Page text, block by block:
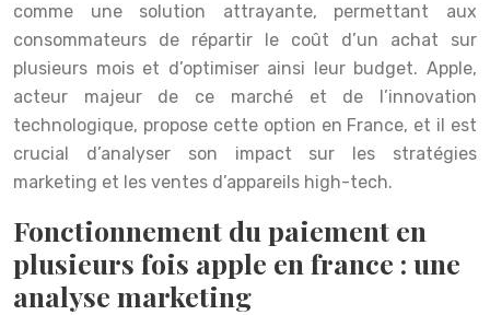
comme une solution attrayante, permettant aux
consommateurs de répartir le coût d’un achat sur
plusieurs mois et d’optimiser ainsi leur budget. Apple,
acteur majeur de ce marché et de l’innovation
technologique, propose cette option en France, et il est
crucial d’analyser son impact sur les stratégies
marketing et les ventes d’appareils high-tech.
Fonctionnement du paiement en
plusieurs fois apple en france : une
analyse marketing